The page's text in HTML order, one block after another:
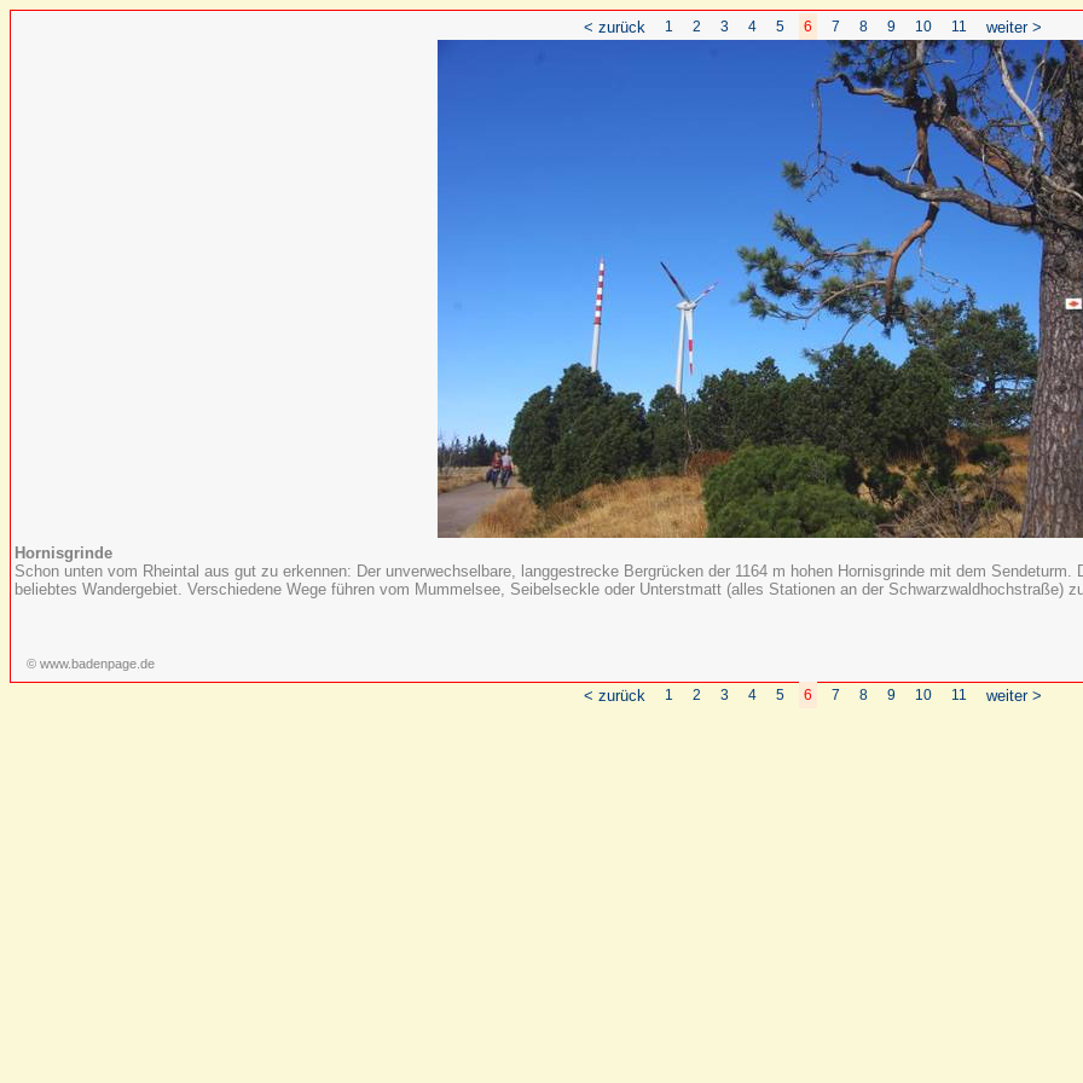
< zurück 1 2 3 4 5 6 7 8 9 10 11 weiter >
Hornisgrinde
Schon unten vom Rheintal aus gut zu erkennen: Der unverwechselbare, langgestrecke Bergrücken der 1164 m hohen Hornisgrinde mit dem
beliebtes Wandergebiet. Verschiedene Wege führen vom Mummelsee, Seibelseckle oder Unterstmatt (alles Stationen an der Schwarzwaldhochstraße)
© www.badenpage.de
< zurück 1 2 3 4 5 6 7 8 9 10 11 weiter >